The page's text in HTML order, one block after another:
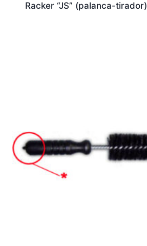
Racker “JS” (palanca-tirador)